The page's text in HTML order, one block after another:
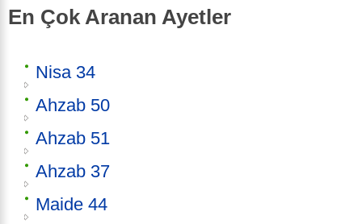
En Çok Aranan Ayetler
Nisa 34
Ahzab 50
Ahzab 51
Ahzab 37
Maide 44